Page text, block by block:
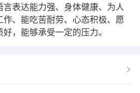
表达能力强、身体健康、为人
作、能吃苦耐劳、心态积极、愿
，能够承受一定的压力。